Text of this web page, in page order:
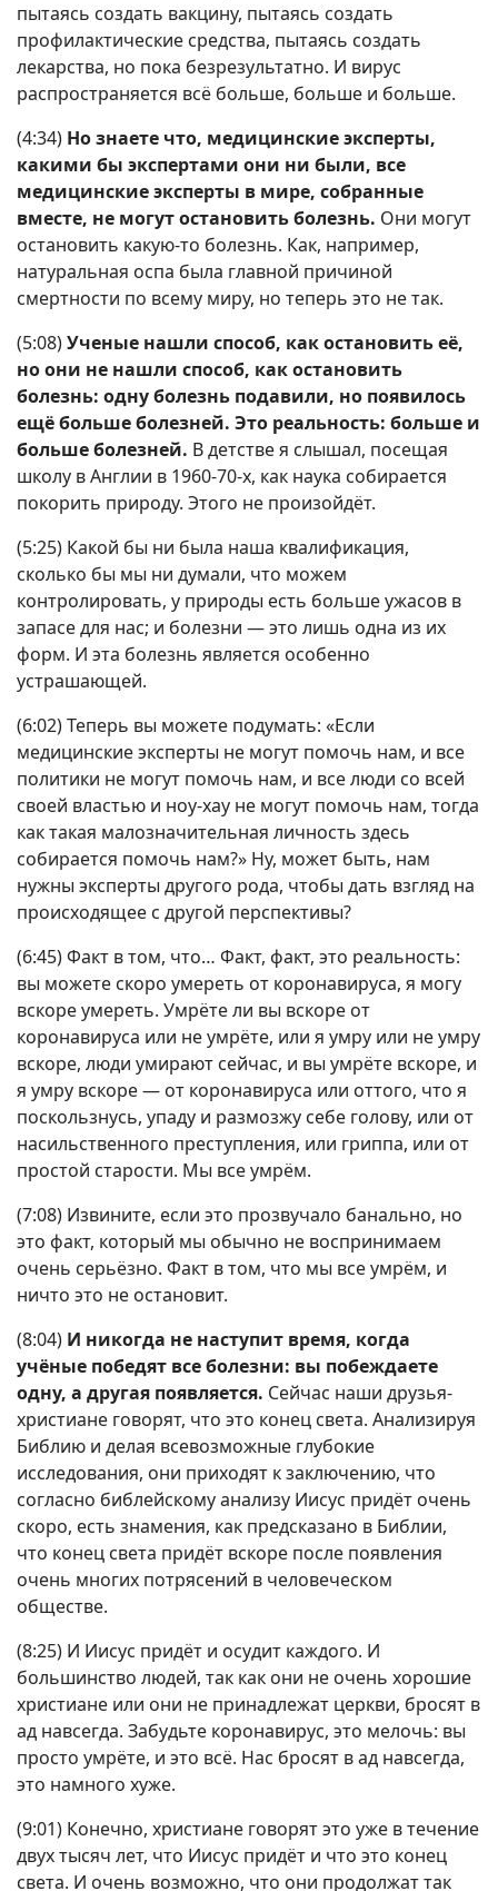
пытаясь создать вакцину, пытаясь создать
профилактические средства, пытаясь создать
лекарства, но пока безрезультатно. И вирус
распространяется всё больше, больше и больше.
(4:34) Но знаете что, медицинские эксперты,
какими бы экспертами они ни были, все
медицинские эксперты в мире, собранные
вместе, не могут остановить болезнь. Они могут
остановить какую-то болезнь. Как, например,
натуральная оспа была главной причиной
смертности по всему миру, но теперь это не так.
(5:08)Ученые нашли способ, как остановить её,
но они не нашли способ, как остановить
болезнь: одну болезнь подавили, но появилось
ещё больше болезней. Это реальность: больше и
больше болезней. В детстве я слышал, посещая
школу в Англии в 1960-70-х, как наука собирается
покорить природу. Этого не произойдёт.
(5:25) Какой бы ни была наша квалификация,
сколько бы мы ни думали, что можем
контролировать, у природы есть больше ужасов в
запасе для нас; и болезни — это лишь одна из их
форм. И эта болезнь является особенно
устрашающей.
(6:02) Теперь вы можете подумать: «Если
медицинские эксперты не могут помочь нам, и все
политики не могут помочь нам, и все люди со всей
своей властью и ноу-хау не могут помочь нам, тогда
как такая малозначительная личность здесь
собирается помочь нам?» Ну, может быть, нам
нужны эксперты другого рода, чтобы дать взгляд на
происходящее с другой перспективы?
(6:45) Факт в том, что… Факт, факт, это реальность:
вы можете скоро умереть от коронавируса, я могу
вскоре умереть. Умрёте ли вы вскоре от
коронавируса или не умрёте, или я умру или не умру
вскоре, люди умирают сейчас, и вы умрёте вскоре, и
я умру вскоре — от коронавируса или оттого, что я
поскользнусь, упаду и размозжу себе голову, или от
насильственного преступления, или гриппа, или от
простой старости. Мы все умрём.
(7:08) Извините, если это прозвучало банально, но
это факт, который мы обычно не воспринимаем
очень серьёзно. Факт в том, что мы все умрём, и
ничто это не остановит.
(8:04) И никогда не наступит время, когда
учёные победят все болезни: вы побеждаете
одну, а другая появляется. Сейчас наши друзья-
христиане говорят, что это конец света. Анализируя
Библию и делая всевозможные глубокие
исследования, они приходят к заключению, что
согласно библейскому анализу Иисус придёт очень
скоро, есть знамения, как предсказано в Библии,
что конец света придёт вскоре после появления
очень многих потрясений в человеческом
обществе.
(8:25) И Иисус придёт и осудит каждого. И
большинство людей, так как они не очень хорошие
христиане или они не принадлежат церкви, бросят в
ад навсегда. Забудьте коронавирус, это мелочь: вы
просто умрёте, и это всё. Нас бросят в ад навсегда,
это намного хуже.
(9:01) Конечно, христиане говорят это уже в течение
двух тысяч лет, что Иисус придёт и что это конец
света. И очень возможно, что они продолжат так